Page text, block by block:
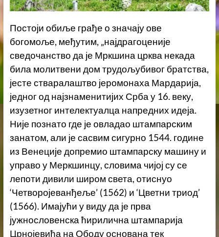
Постоји обиље грађе о значају ове
богомоље, међутим, „најдрагоценије
сведочанство да је Мркшина црква некада
била молитвени дом трудољубивог братства,
јесте стваралаштво јеромонаха Мардарија,
једног од најзнаменитијих Срба у 16. веку,
изузетног интелектуалца напредних идеја.
Није познато где је овладао штампарским
занатом, али је сасвим сигурно 1544. године
из Венеције допремио штампарску машину и
управо у Меркшинцу, словима чијој су се
лепоти дивили широм света, отиснуо
‘Четворојеванђеље’ (1562) и ‘Цветни триод’
(1566). Имајући у виду да је прва
јужнословенска ћирилична штампарија
Црнојевића на Ободу основана тек